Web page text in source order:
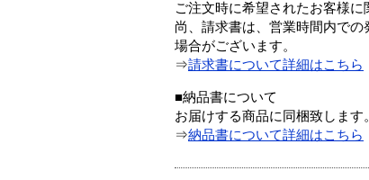
ご注文時に希望されたお客様に
尚、請求書は、営業時間内で
場合がございます。
⇒請求書について詳細はこちら
■納品書について
お届けする商品に同梱致します。
⇒納品書について詳細はこちら